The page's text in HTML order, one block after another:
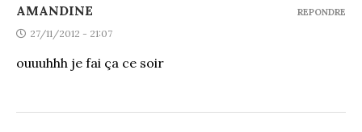
AMANDINE
27/11/2012 - 21:07
ouuuhhh je fai ça ce soir
REPONDRE